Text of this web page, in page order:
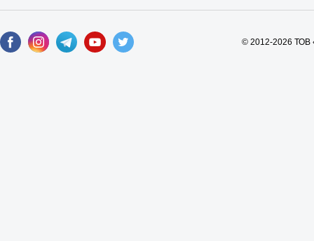
© 2012-2026 ТОВ